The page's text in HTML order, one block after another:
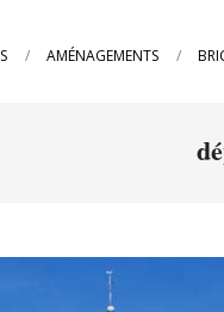
AMÉNAGEMENTS